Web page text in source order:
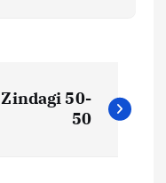
Zindagi 50-
50